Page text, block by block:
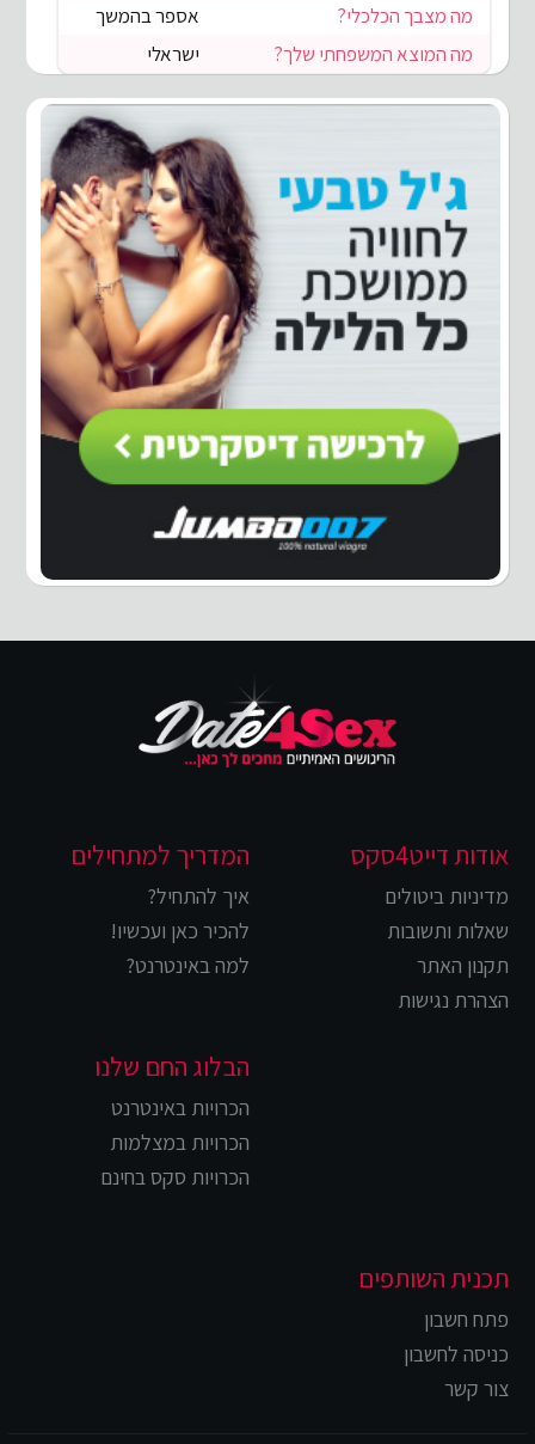
מה מצבך הכלכלי?
אספר בהמשך
מה המוצא המשפחתי שלך?
ישראלי
אודות דייט4סקס
מדיניות ביטולים
שאלות ותשובות
תקנון האתר
הצהרת נגישות
המדריך למתחילים
איך להתחיל?
להכיר כאן ועכשיו!
למה באינטרנט?
הבלוג החם שלנו
הכרויות באינטרנט
הכרויות במצלמות
הכרויות סקס בחינם
תכנית השותפים
פתח חשבון
כניסה לחשבון
צור קשר